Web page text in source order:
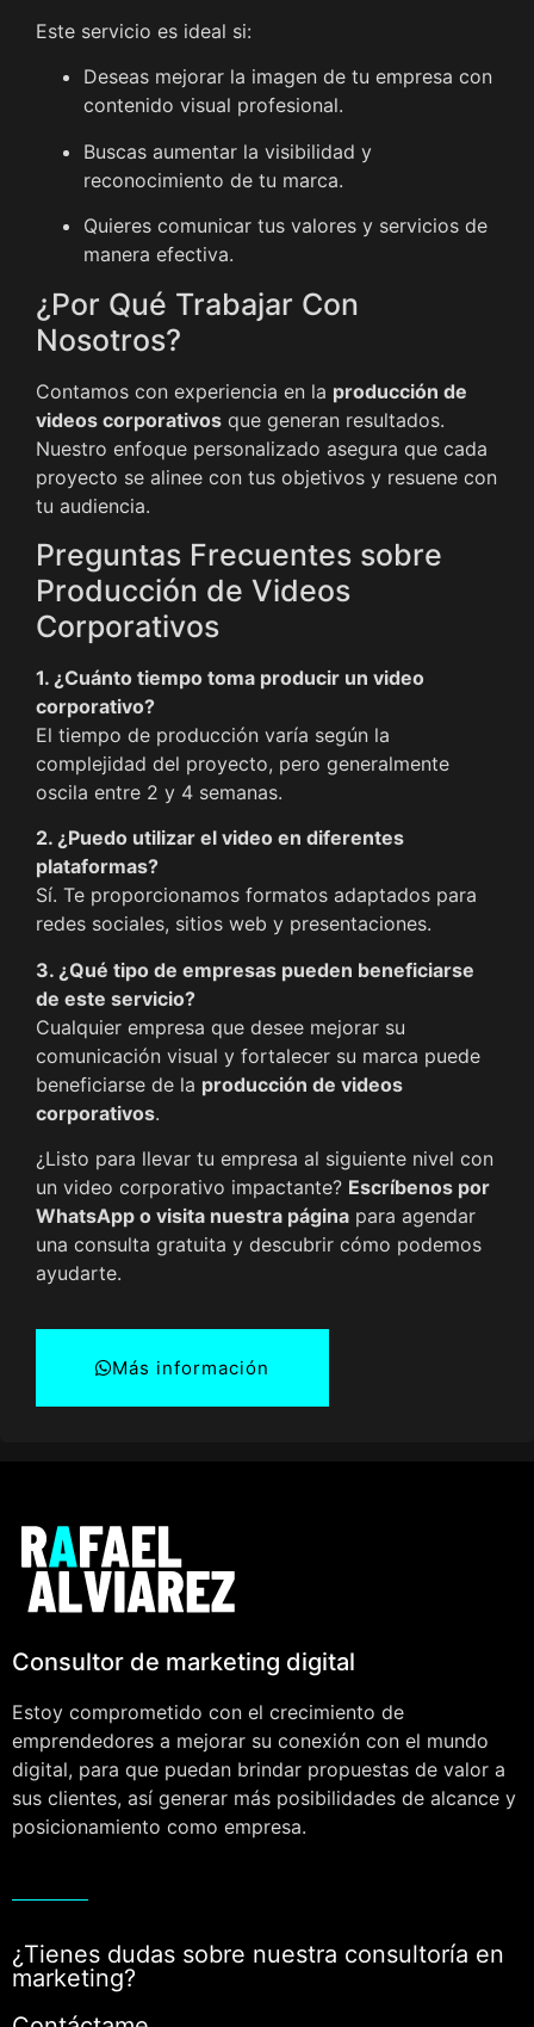
Este servicio es ideal si:
Deseas mejorar la imagen de tu empresa con
contenido visual profesional.
Buscas aumentar la visibilidad y
reconocimiento de tu marca.
Quieres comunicar tus valores y servicios de
manera efectiva.
¿Por Qué Trabajar Con
Nosotros?
Contamos con experiencia en la producción de
videos corporativos que generan resultados.
Nuestro enfoque personalizado asegura que cada
proyecto se alinee con tus objetivos y resuene con
tu audiencia.
Preguntas Frecuentes sobre
Producción de Videos
Corporativos
1. ¿Cuánto tiempo toma producir un video
corporativo?
El tiempo de producción varía según la
complejidad del proyecto, pero generalmente
oscila entre 2 y 4 semanas.
2. ¿Puedo utilizar el video en diferentes
plataformas?
Sí. Te proporcionamos formatos adaptados para
redes sociales, sitios web y presentaciones.
3. ¿Qué tipo de empresas pueden beneficiarse
de este servicio?
Cualquier empresa que desee mejorar su
comunicación visual y fortalecer su marca puede
beneficiarse de la producción de videos
corporativos.
¿Listo para llevar tu empresa al siguiente nivel con
un video corporativo impactante? Escríbenos por
WhatsApp o visita nuestra página para agendar
una consulta gratuita y descubrir cómo podemos
ayudarte.
Más información
Consultor de marketing digital
Estoy comprometido con el crecimiento de
emprendedores a mejorar su conexión con el mundo
digital, para que puedan brindar propuestas de valor a
sus clientes, así generar más posibilidades de alcance y
posicionamiento como empresa.
¿Tienes dudas sobre nuestra consultoría en
marketing?